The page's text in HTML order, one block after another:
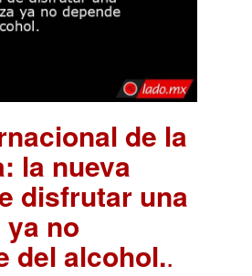
de la
la nueva
disfrutar una
no
del alcohol..